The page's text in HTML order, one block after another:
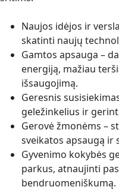
Naujos idėjos ir
skatinti naujų
Gamtos apsauga –
energiją, mažiau
išsaugojimą.
Geresnis
geležinkelius ir
Gerovė žmonėms –
sveikatos apsaugą ir
Gyvenimo kokybės
parkus, atnaujinti
bendruomeniškumą.